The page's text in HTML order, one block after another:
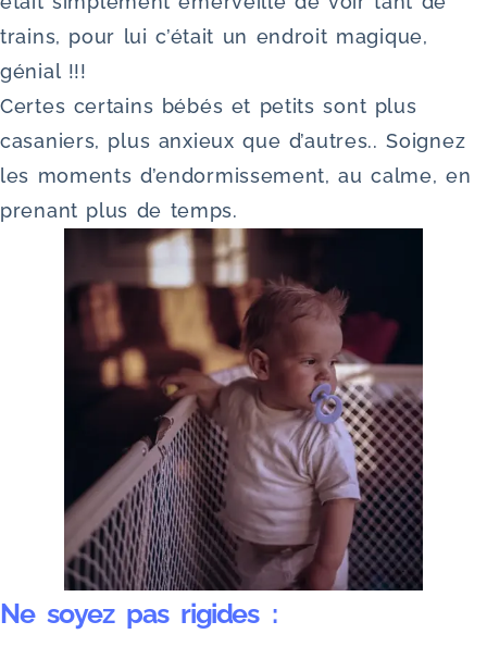
trains, pour lui c’était un endroit magique,
génial !!!
Certes certains bébés et petits sont plus
casaniers, plus anxieux que d’autres.. Soignez
les moments d’endormissement, au calme, en
prenant plus de temps.
Ne soyez pas rigides :